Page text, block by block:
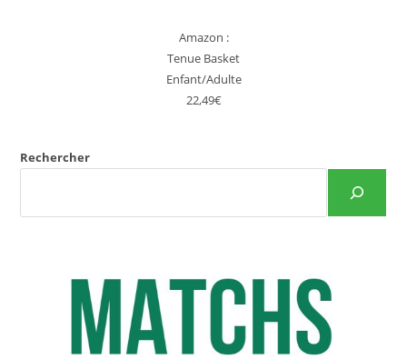
Amazon :
Tenue Basket
Enfant/Adulte
22,49€
Rechercher